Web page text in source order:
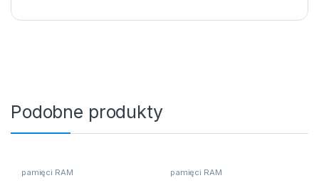
Podobne produkty
pamięci RAM pamięci RAM